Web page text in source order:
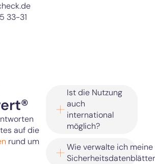
33-31
auf die
rund um
Ist die Nutzung
auch
international
möglich?
Wie verwalte ich meine